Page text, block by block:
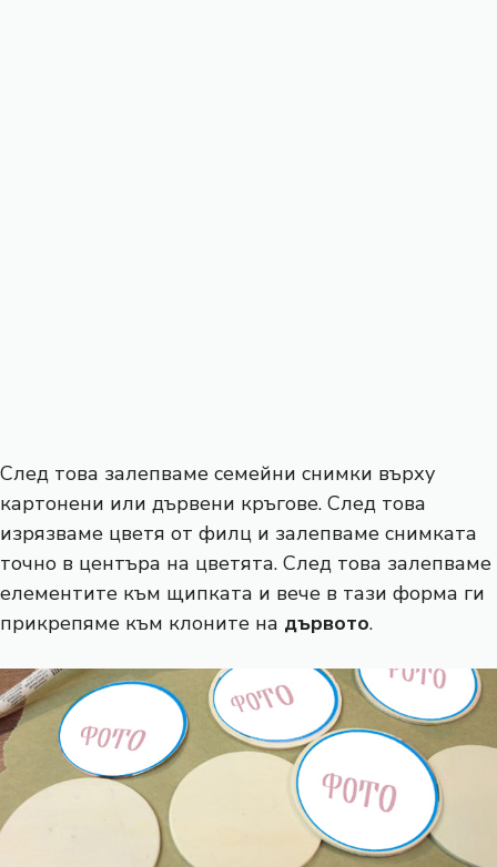
След това залепваме семейни снимки върху
картонени или дървени кръгове. След това
изрязваме цветя от филц и залепваме снимката
точно в центъра на цветята. След това залепваме
елементите към щипката и вече в тази форма ги
прикрепяме към клоните на дървото.